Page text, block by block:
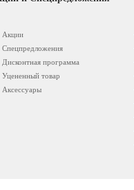
Акции
Спецпредложения
Дисконтная программа
Уцененный товар
Аксессуары